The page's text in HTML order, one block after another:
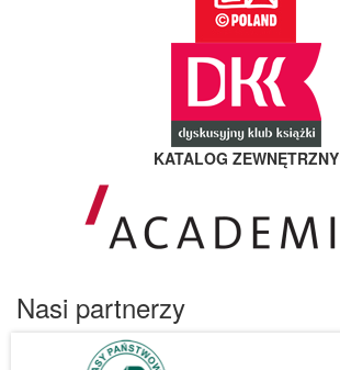
KATALOG ZEWNĘTRZNY
Nasi partnerzy